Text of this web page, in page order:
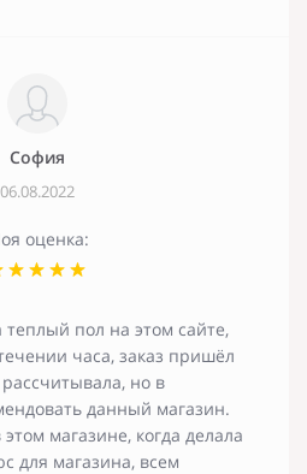
София
06.08.2022
оценка:
пол на этом сайте,
часа, заказ пришёл
но в
данный магазин.
магазине, когда делала
для магазина, всем